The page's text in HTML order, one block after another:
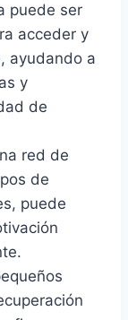
puede ser
acceder y
ayudando a
y
de
red de
de
puede